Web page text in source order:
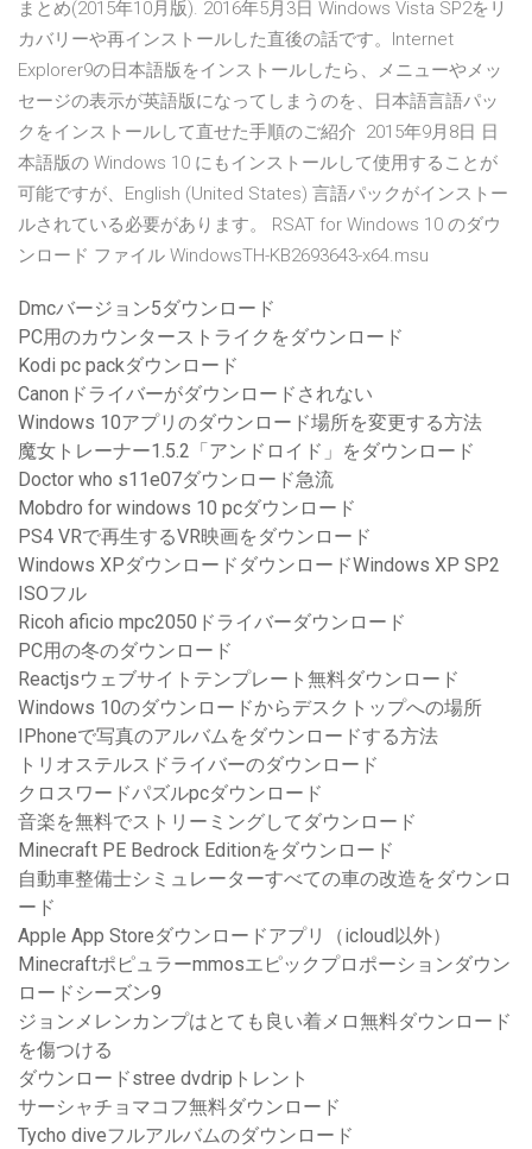
まとめ(2015年10月版). 2016年5月3日 Windows Vista SP2をリ
カバリーや再インストールした直後の話です。Internet
Explorer9の日本語版をインストールしたら、メニューやメッ
セージの表示が英語版になってしまうのを、日本語言語パッ
クをインストールして直せた手順のご紹介 2015年9月8日 日
本語版の Windows 10 にもインストールして使用することが
可能ですが、English (United States) 言語パックがインストー
ルされている必要があります。 RSAT for Windows 10 のダウ
ンロード ファイル WindowsTH-KB2693643-x64.msu
Dmcバージョン5ダウンロード
PC用のカウンターストライクをダウンロード
Kodi pc packダウンロード
Canonドライバーがダウンロードされない
Windows 10アプリのダウンロード場所を変更する方法
魔女トレーナー1.5.2「アンドロイド」をダウンロード
Doctor who s11e07ダウンロード急流
Mobdro for windows 10 pcダウンロード
PS4 VRで再生するVR映画をダウンロード
Windows XPダウンロードダウンロードWindows XP SP2
ISOフル
Ricoh aficio mpc2050ドライバーダウンロード
PC用の冬のダウンロード
Reactjsウェブサイトテンプレート無料ダウンロード
Windows 10のダウンロードからデスクトップへの場所
IPhoneで写真のアルバムをダウンロードする方法
トリオステルスドライバーのダウンロード
クロスワードパズルpcダウンロード
音楽を無料でストリーミングしてダウンロード
Minecraft PE Bedrock Editionをダウンロード
自動車整備士シミュレーターすべての車の改造をダウンロ
ード
Apple App Storeダウンロードアプリ（icloud以外）
Minecraftポピュラーmmosエピックプロポーションダウン
ロードシーズン9
ジョンメレンカンプはとても良い着メロ無料ダウンロード
を傷つける
ダウンロードstree dvdripトレント
サーシャチョマコフ無料ダウンロード
Tycho diveフルアルバムのダウンロード